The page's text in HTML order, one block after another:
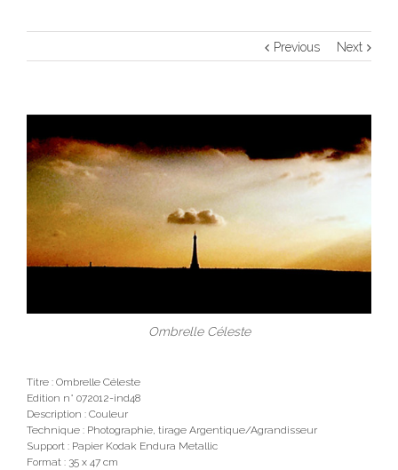
Previous Next
Ombrelle Céleste
Titre : Ombrelle Céleste
Edition n° 072012-ind48
Description : Couleur
Technique : Photographie, tirage Argentique/Agrandisseur
Support : Papier Kodak Endura Metallic
Format : 35 x 47 cm